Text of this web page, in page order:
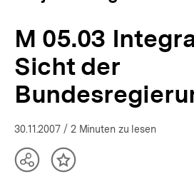
Ausgrenzung
und
Integration
bpb.de
M 05.03
Sicht der
30.11.2007 / 2 Minuten zu lesen
TeilenInhalt